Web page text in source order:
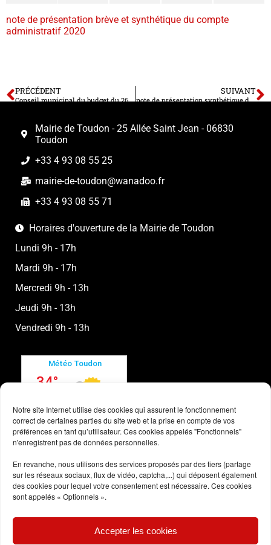
Notre site Internet utilise des cookies qui assurent le fonctionnement
correct de certaines parties du site web et la prise en compte de vos
préférences en tant qu’utilisateur. Ces cookies appelés "Fonctionnels"
n'enregistrent pas de données personnelles.
En revanche, nous utilisons des services proposés par des tiers (partage
sur les réseaux sociaux, flux de vidéo, captcha,...) qui déposent également
des cookies pour lequel votre consentement est nécessaire. Ces cookies
sont appelés « Optionnels ».
Accepter les cookies
note de présentation brève et synthétique du compte
administratif 2020
PRÉCÉDENT
Conseil municipal du budget du 26 mars 2021
SUIVANT
note de présentation synthétique du budget primitif 2021 budget communal
Mairie de Toudon - 25 Allée Saint Jean - 06830
Toudon
+33 4 93 08 55 25
mairie-de-toudon@wanadoo.fr
+33 4 93 08 55 71
Horaires d'ouverture de la Mairie de Toudon
Lundi 9h - 17h
Mardi 9h - 17h
Mercredi 9h - 13h
Jeudi 9h - 13h
Vendredi 9h - 13h